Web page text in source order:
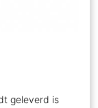
geleverd is